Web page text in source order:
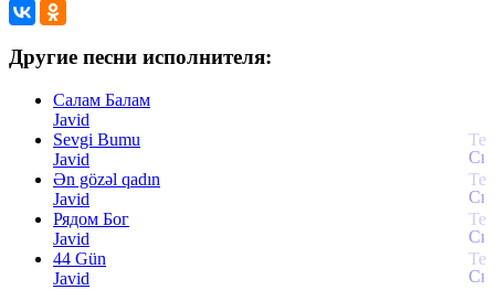
Другие песни исполнителя:
Салам Балам
Javid
Sevgi Bumu
Javid
Ən gözəl qadın
Javid
Рядом Бог
Javid
44 Gün
Javid